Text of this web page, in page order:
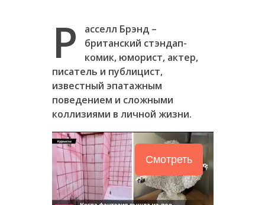
Р
асселл Брэнд –
британский стэндап-
комик, юморист, актер,
писатель и публицист,
известный эпатажным
поведением и сложными
коллизиями в личной жизни.
Смотреть